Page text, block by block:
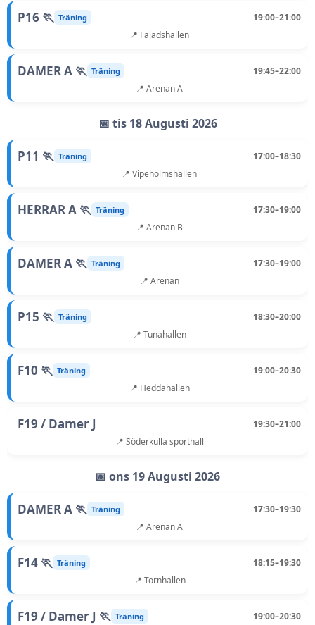
P16 🏃 Träning
19:00–21:00
📍 Fäladshallen
DAMER A 🏃 Träning
19:45–22:00
📍 Arenan A
📅 tis 18 Augusti 2026
P11 🏃 Träning
17:00–18:30
📍 Vipeholmshallen
HERRAR A 🏃 Träning
17:30–19:00
📍 Arenan B
DAMER A 🏃 Träning
17:30–19:00
📍 Arenan
P15 🏃 Träning
18:30–20:00
📍 Tunahallen
F10 🏃 Träning
19:00–20:30
📍 Heddahallen
F19 / Damer J
19:30–21:00
📍 Söderkulla sporthall
📅 ons 19 Augusti 2026
DAMER A 🏃 Träning
17:30–19:30
📍 Arenan A
F14 🏃 Träning
18:15–19:30
📍 Tornhallen
F19 / Damer J 🏃 Träning
19:00–20:30